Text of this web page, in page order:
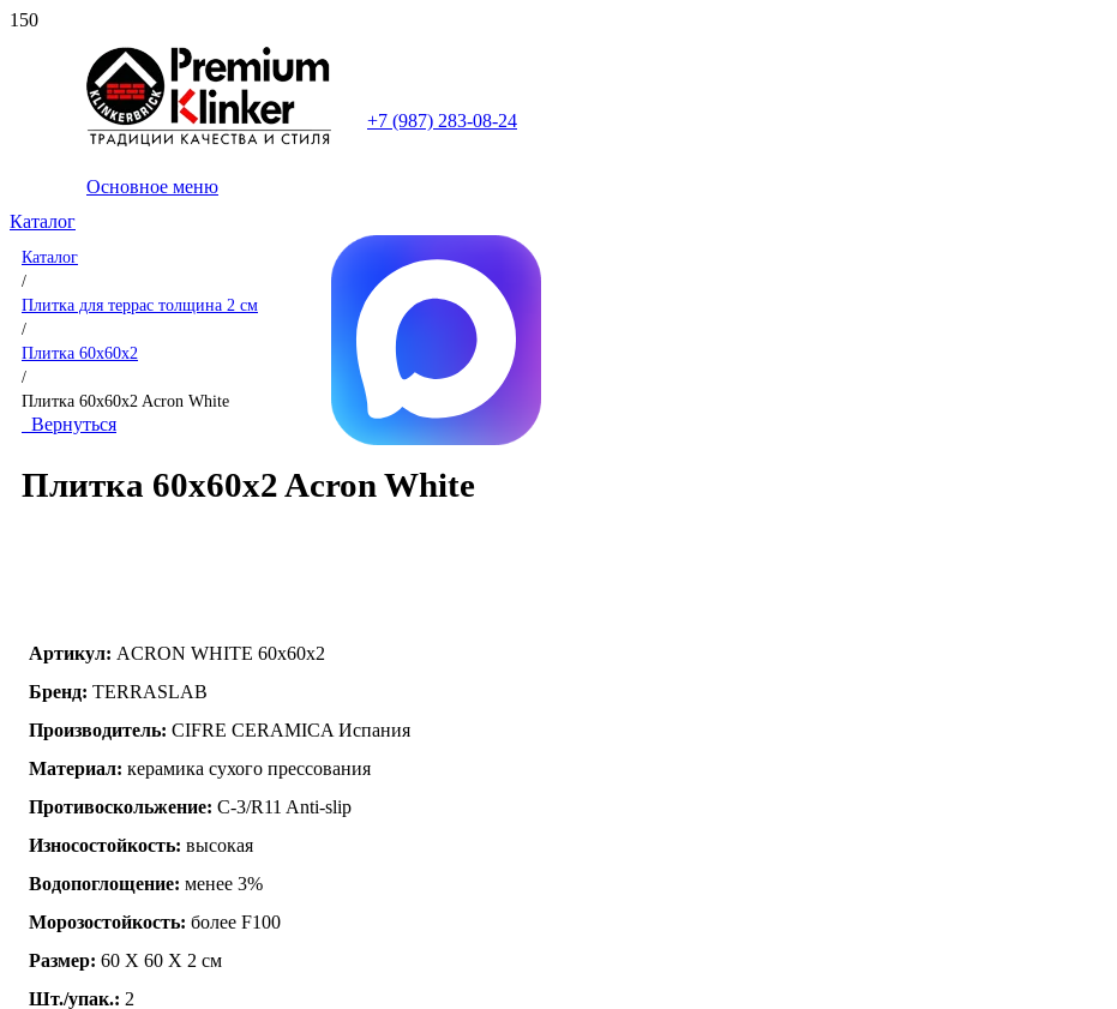
+7 (987) 283-08-24
Основное меню
Каталог
Каталог
/
Плитка для террас толщина 2 см
/
Плитка 60x60x2
/
Плитка 60x60x2 Acron White
Вернуться
Плитка 60x60x2 Acron White
Артикул: ACRON WHITE 60x60x2
Бренд: TERRASLAB
Производитель: CIFRE CERAMICA Испания
Материал: керамика сухого прессования
Противоскольжение: C-3/R11 Anti-slip
Износостойкость: высокая
Водопоглощение: менее 3%
Морозостойкость: более F100
Размер: 60 Х 60 Х 2 см
Шт./упак.: 2